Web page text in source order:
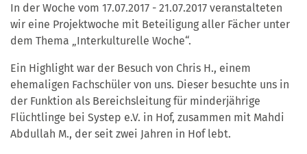
In der Woche vom 17.07.2017 - 21.07.2017 veranstalteten
wir eine Projektwoche mit Beteiligung aller Fächer unter
dem Thema „Interkulturelle Woche“.
Ein Highlight war der Besuch von Chris H., einem
ehemaligen Fachschüler von uns. Dieser besuchte uns in
der Funktion als Bereichsleitung für minderjährige
Flüchtlinge bei Systep e.V. in Hof, zusammen mit Mahdi
Abdullah M., der seit zwei Jahren in Hof lebt.